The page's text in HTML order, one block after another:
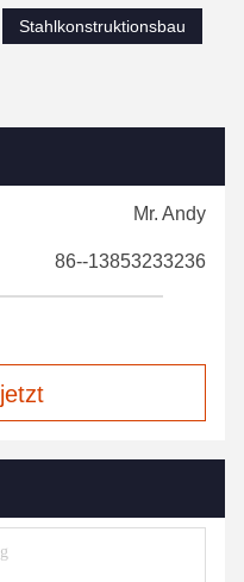
Stahlkonstruktionsbau
Mr. Andy
86--13853233236